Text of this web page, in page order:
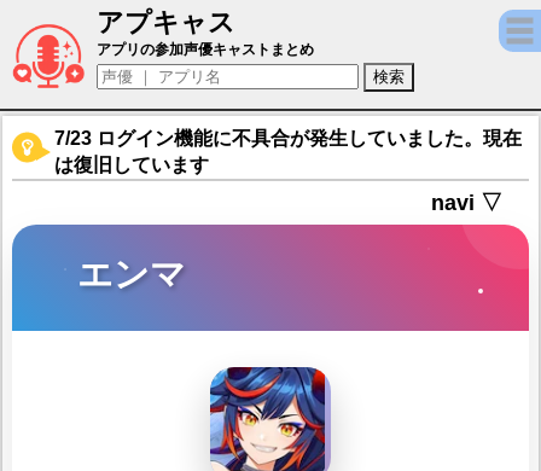
アプキャス
エンマ（声優：長谷川育美)【フェスティバ
アプリの参加声優キャストまとめ
7/23 ログイン機能に不具合が発生していました。現在
は復旧しています
navi ▽
エンマ